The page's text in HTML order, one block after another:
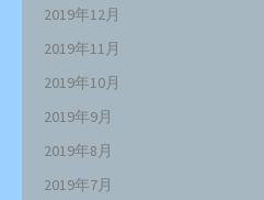
2019年12月
2019年11月
2019年10月
2019年9月
2019年8月
2019年7月